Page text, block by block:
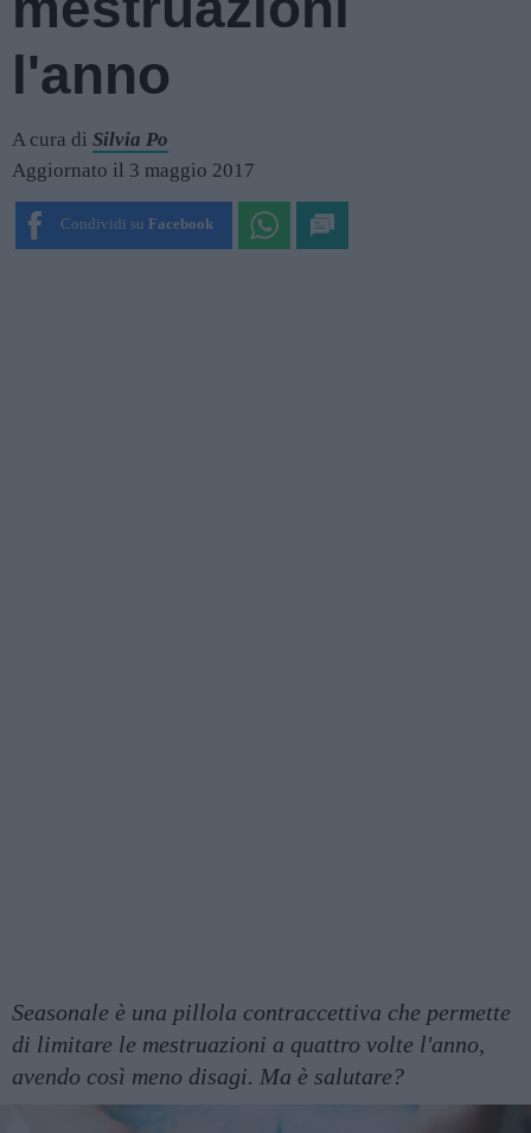
l'anno
A cura di Silvia Po
Aggiornato il 3 maggio 2017
Condividi su Facebook
Seasonale è una pillola contraccettiva che permette
di limitare le mestruazioni a quattro volte l'anno,
avendo così meno disagi. Ma è salutare?